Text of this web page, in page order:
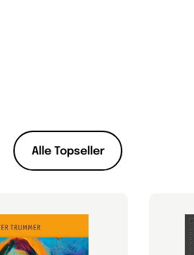
Alle Topseller